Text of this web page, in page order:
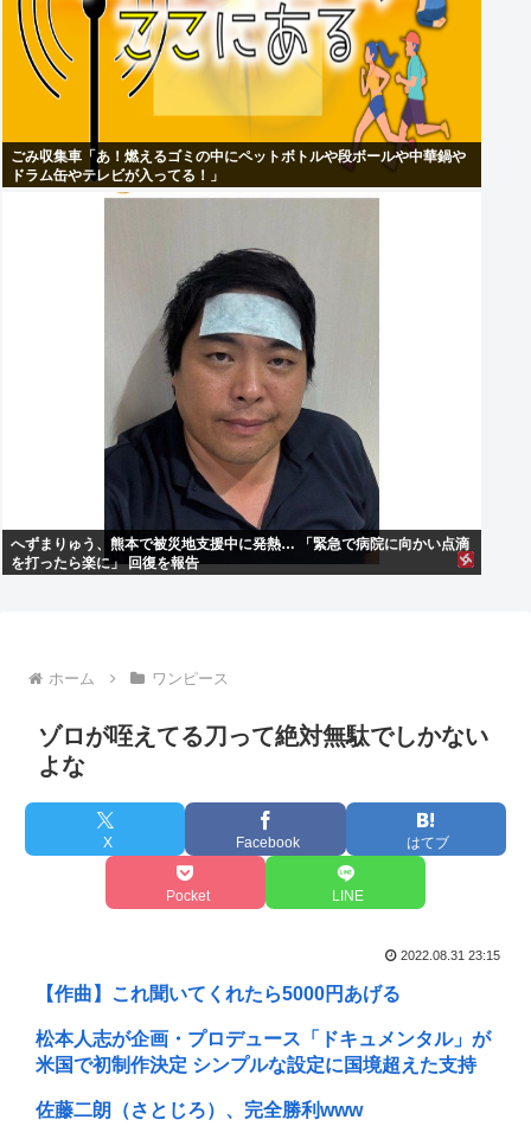
ごみ収集車「あ！燃えるゴミの中にペットボトルや段ボールや中華鍋や
ドラム缶やテレビが入ってる！」
へずまりゅう、熊本で被災地支援中に発熱… 「緊急で病院に向かい点滴
を打ったら楽に」 回復を報告
ホーム ワンピース
ゾロが咥えてる刀って絶対無駄でしかない
よな
X Facebook はてブ
Pocket LINE
2022.08.31 23:15
【作曲】これ聞いてくれたら5000円あげる
松本人志が企画・プロデュース「ドキュメンタル」が
米国で初制作決定 シンプルな設定に国境超えた支持
佐藤二朗（さとじろ）、完全勝利www